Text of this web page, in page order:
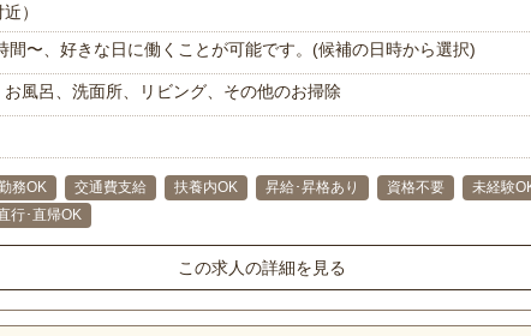
）
間〜、好きな日に働くことが可能です。(候補の日時から選択)
風呂、洗面所、リビング、その他のお掃除
務OK 交通費支給 扶養内OK 昇給･昇格あり 資格不要
未経験
行･直帰OK
この求人の詳細を見る